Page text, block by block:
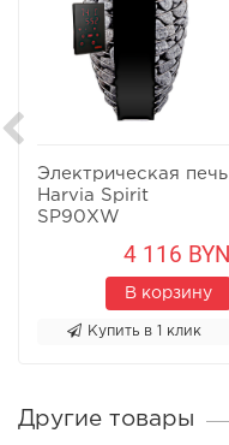
Электрическая печь
Harvia Spirit
SP90XW
4 116 BYN
В корзину
Купить в 1 клик
Другие товары